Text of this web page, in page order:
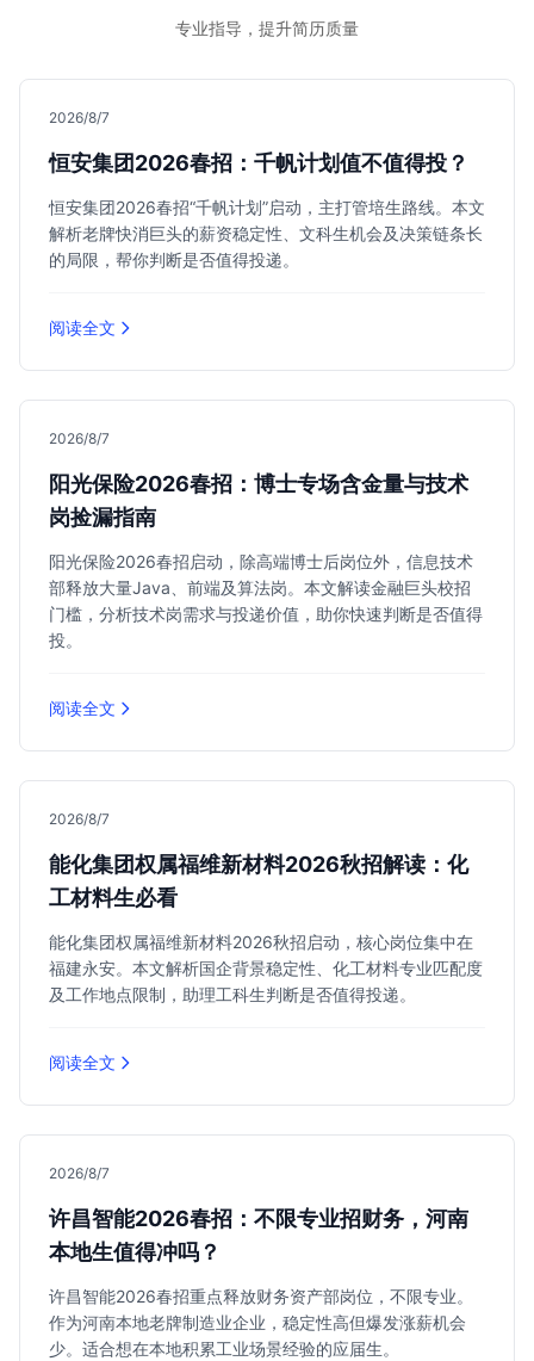
专业指导，提升简历质量
2026/8/7
恒安集团2026春招：千帆计划值不值得投？
恒安集团2026春招“千帆计划”启动，主打管培生路线。本文
解析老牌快消巨头的薪资稳定性、文科生机会及决策链条长
的局限，帮你判断是否值得投递。
阅读全文
2026/8/7
阳光保险2026春招：博士专场含金量与技术
岗捡漏指南
阳光保险2026春招启动，除高端博士后岗位外，信息技术
部释放大量Java、前端及算法岗。本文解读金融巨头校招
门槛，分析技术岗需求与投递价值，助你快速判断是否值得
投。
阅读全文
2026/8/7
能化集团权属福维新材料2026秋招解读：化
工材料生必看
能化集团权属福维新材料2026秋招启动，核心岗位集中在
福建永安。本文解析国企背景稳定性、化工材料专业匹配度
及工作地点限制，助理工科生判断是否值得投递。
阅读全文
2026/8/7
许昌智能2026春招：不限专业招财务，河南
本地生值得冲吗？
许昌智能2026春招重点释放财务资产部岗位，不限专业。
作为河南本地老牌制造业企业，稳定性高但爆发涨薪机会
少。适合想在本地积累工业场景经验的应届生。